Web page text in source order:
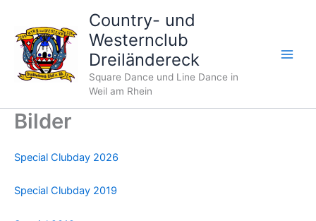
springen
Country- und
Westernclub
Dreiländereck
Square Dance und Line Dance in
Weil am Rhein
Bilder
Special Clubday 2026
Special Clubday 2019